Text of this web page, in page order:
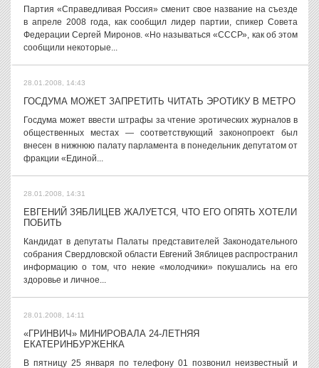
Партия «Справедливая Россия» сменит свое название на съезде
в апреле 2008 года, как сообщил лидер партии, спикер Совета
Федерации Сергей Миронов. «Но называться «СССР», как об этом
сообщили некоторые...
28.01.2008, 14:43
ГОСДУМА МОЖЕТ ЗАПРЕТИТЬ ЧИТАТЬ ЭРОТИКУ В МЕТРО
Госдума может ввести штрафы за чтение эротических журналов в
общественных местах — соответствующий законопроект был
внесен в нижнюю палату парламента в понедельник депутатом от
фракции «Единой...
28.01.2008, 14:31
ЕВГЕНИЙ ЗЯБЛИЦЕВ ЖАЛУЕТСЯ, ЧТО ЕГО ОПЯТЬ ХОТЕЛИ
ПОБИТЬ
Кандидат в депутаты Палаты представителей Законодательного
собрания Свердловской области Евгений Зяблицев распространил
информацию о том, что некие «молодчики» покушались на его
здоровье и личное...
28.01.2008, 14:11
«ГРИНВИЧ» МИНИРОВАЛА 24-ЛЕТНЯЯ
ЕКАТЕРИНБУРЖЕНКА
В пятницу 25 января по телефону 01 позвонил неизвестный и